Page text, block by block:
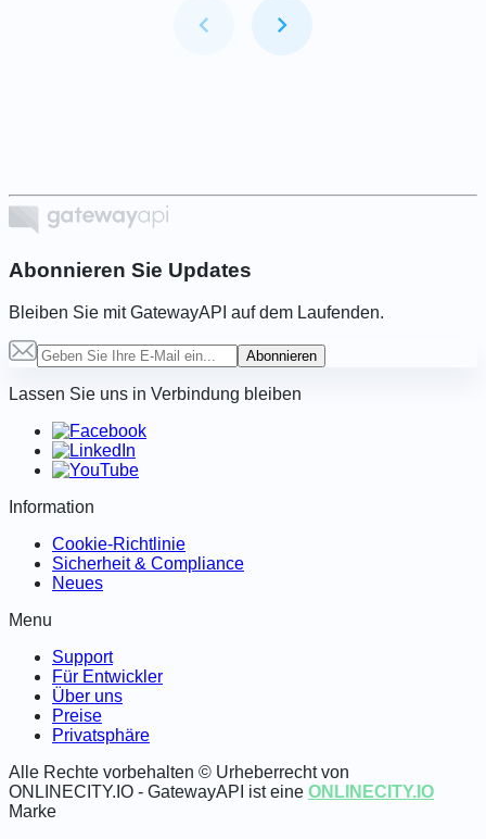
Abonnieren Sie Updates
Bleiben Sie mit GatewayAPI auf dem Laufenden.
Abonnieren
Lassen Sie uns in Verbindung bleiben
Information
Cookie-Richtlinie
Sicherheit & Compliance
Neues
Menu
Support
Für Entwickler
Über uns
Preise
Privatsphäre
Alle Rechte vorbehalten © Urheberrecht von
ONLINECITY.IO - GatewayAPI ist eine ONLINECITY.IO
Marke